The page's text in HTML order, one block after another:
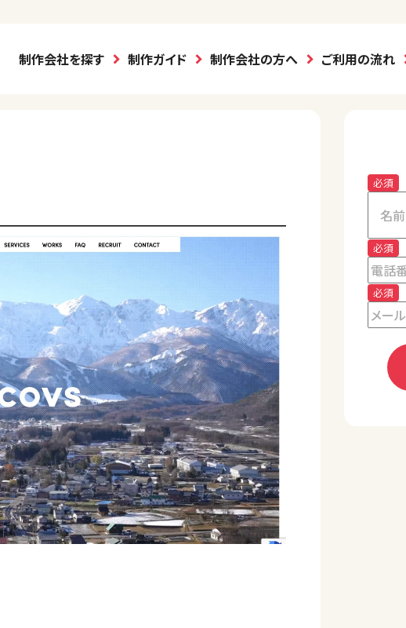
制作会社を探す 制作ガイド 制作会社の方へ ご利用の流れ
必須
必須
必須